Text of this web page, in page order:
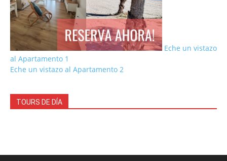
Eche un vistazo
al Apartamento 1
Eche un vistazo al Apartamento 2
TOURS DE DÍA